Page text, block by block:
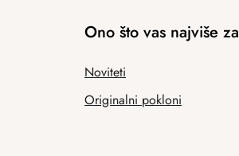
Ono što vas najviše
Noviteti
Originalni pokloni